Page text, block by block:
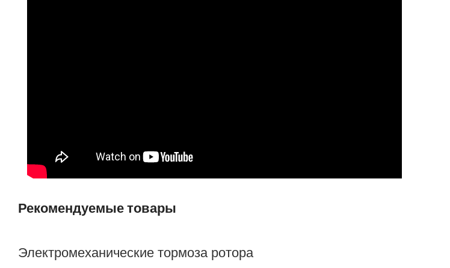
Рекомендуемые товары
Электромеханические тормоза ротора